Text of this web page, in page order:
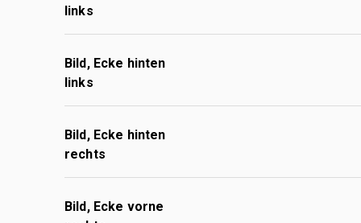
links
Bild, Ecke hinten
links
Bild, Ecke hinten
rechts
Bild, Ecke vorne